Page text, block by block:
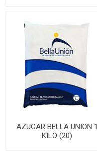
AZUCAR BELLA UNION 1
KILO (20)